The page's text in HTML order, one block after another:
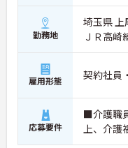
勤務地
埼玉県
ＪＲ高崎
雇用形態 契約社員
応募要件
■介護職
上、介